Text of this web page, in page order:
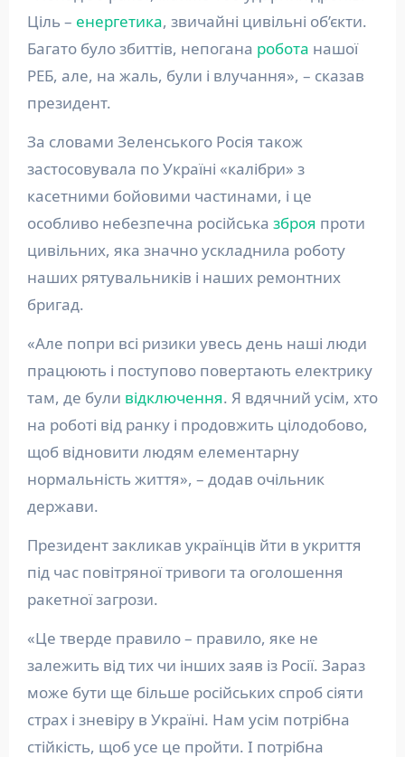
Ціль – енергетика, звичайні цивільні об’єкти.
Багато було збиттів, непогана робота нашої
РЕБ, але, на жаль, були і влучання», – сказав
президент.
За словами Зеленського Росія також
застосовувала по Україні «калібри» з
касетними бойовими частинами, і це
особливо небезпечна російська зброя проти
цивільних, яка значно ускладнила роботу
наших рятувальників і наших ремонтних
бригад.
«Але попри всі ризики увесь день наші люди
працюють і поступово повертають електрику
там, де були відключення. Я вдячний усім, хто
на роботі від ранку і продовжить цілодобово,
щоб відновити людям елементарну
нормальність життя», – додав очільник
держави.
Президент закликав українців йти в укриття
під час повітряної тривоги та оголошення
ракетної загрози.
«Це тверде правило – правило, яке не
залежить від тих чи інших заяв із Росії. Зараз
може бути ще більше російських спроб сіяти
страх і зневіру в Україні. Нам усім потрібна
стійкість, щоб усе це пройти. І потрібна